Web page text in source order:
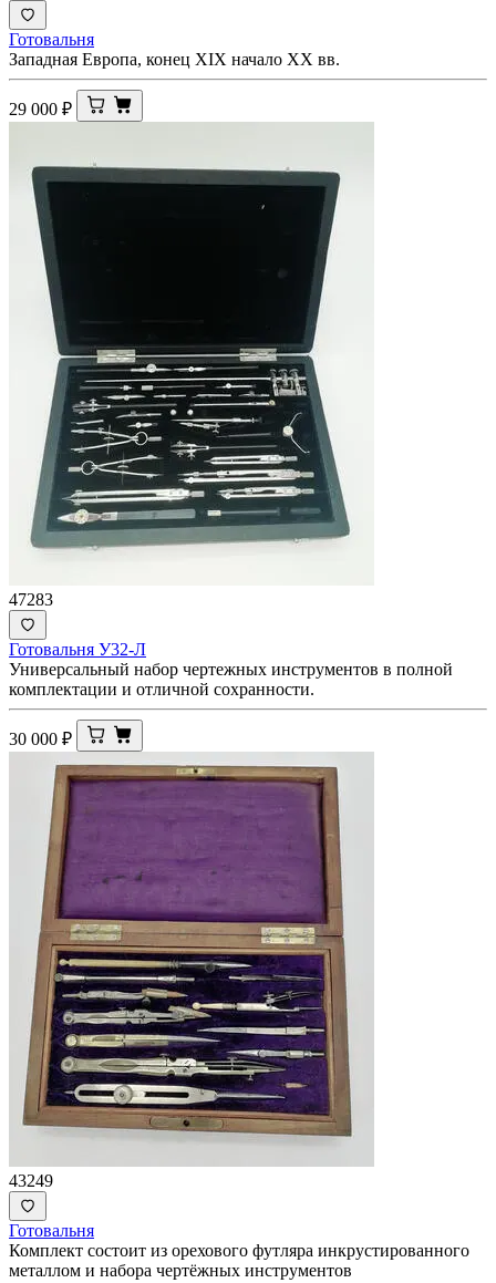
Готовальня
Западная Европа, конец XIX начало XX вв.
29 000 ₽
47283
Готовальня У32-Л
Универсальный набор чертежных инструментов в полной
комплектации и отличной сохранности.
30 000 ₽
43249
Готовальня
Комплект состоит из орехового футляра инкрустированного
металлом и набора чертёжных инструментов